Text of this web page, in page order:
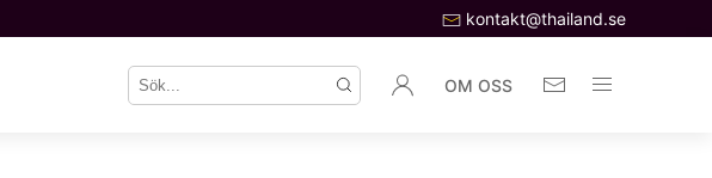
kontakt@thailand.se
OM OSS